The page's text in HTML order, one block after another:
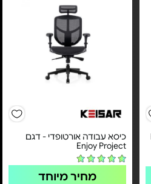
כיסא עבודה אורטופדי - דגם
Enjoy Project
מחיר מיוחד